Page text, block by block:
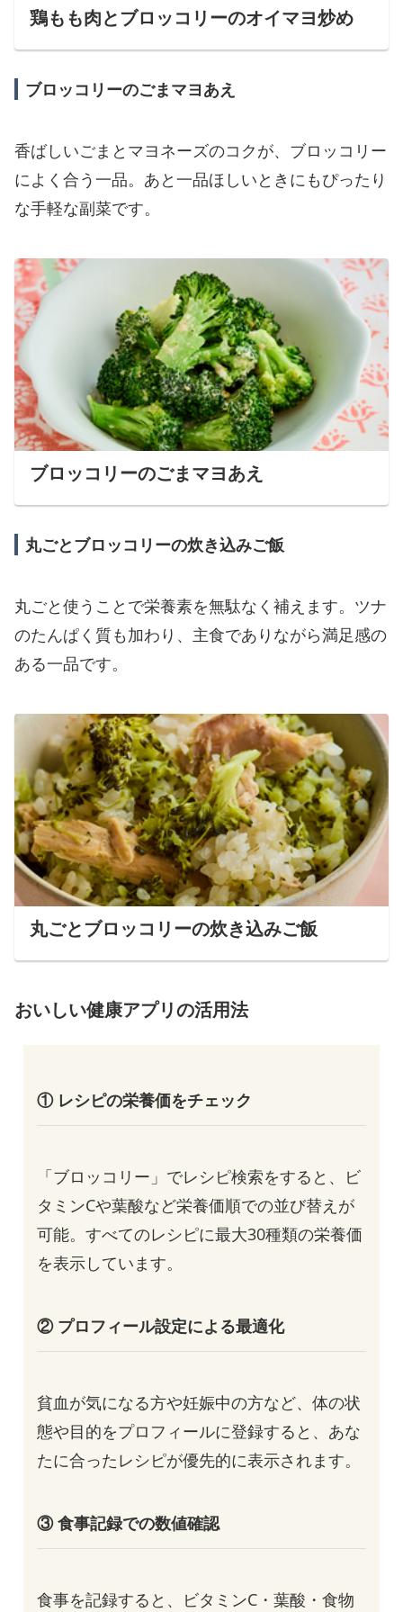
鶏もも肉とブロッコリーのオイマヨ炒め
ブロッコリーのごまマヨあえ
香ばしいごまとマヨネーズのコクが、ブロッコリー
によく合う一品。あと一品ほしいときにもぴったり
な手軽な副菜です。
ブロッコリーのごまマヨあえ
丸ごとブロッコリーの炊き込みご飯
丸ごと使うことで栄養素を無駄なく補えます。ツナ
のたんぱく質も加わり、主食でありながら満足感の
ある一品です。
丸ごとブロッコリーの炊き込みご飯
おいしい健康アプリの活用法
① レシピの栄養価をチェック
「ブロッコリー」でレシピ検索をすると、ビ
タミンCや葉酸など栄養価順での並び替えが
可能。すべてのレシピに最大30種類の栄養価
を表示しています。
② プロフィール設定による最適化
貧血が気になる方や妊娠中の方など、体の状
態や目的をプロフィールに登録すると、あな
たに合ったレシピが優先的に表示されます。
③ 食事記録での数値確認
食事を記録すると、ビタミンC・葉酸・食物